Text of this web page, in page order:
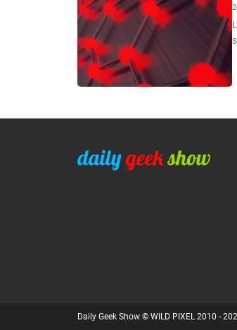
Daily Geek Show © WILD PIXEL 2010 -